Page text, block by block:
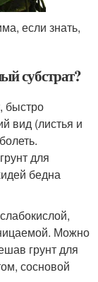
если знать,
субстрат?
быстро
вид (листья и
для
бедна
Можно
грунт для
сосновой